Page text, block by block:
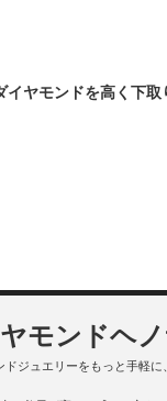
イヤモンドを高く下取
モンドヘ
ドジュエリーをもっと手軽に